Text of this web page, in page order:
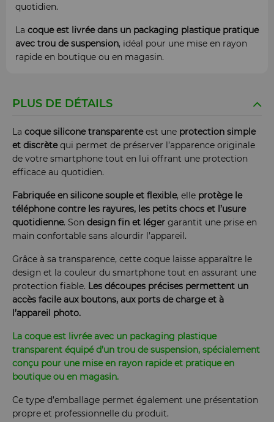
quotidien.
La coque est livrée dans un packaging plastique pratique
avec trou de suspension, idéal pour une mise en rayon
rapide en boutique ou en magasin.
PLUS DE DÉTAILS
La coque silicone transparenteest une protection simple
et discrètequi permet de préserver l’apparence originale
de votre smartphone tout en lui offrant une protection
efficace au quotidien.
Fabriquée en silicone souple et flexible, elle protège le
téléphone contre les rayures, les petits chocs et l’usure
quotidienne. Son design fin et léger garantit une prise en
main confortable sans alourdir l’appareil.
Grâce à sa transparence, cette coque laisse apparaître le
design et la couleur du smartphone tout en assurant une
protection fiable. Les découpes précises permettent un
accès facile aux boutons, aux ports de charge et à
l’appareil photo.
La coque est livrée avec un packaging plastique
transparent équipé d’un trou de suspension, spécialement
conçu pour une mise en rayon rapide et pratique en
boutique ou en magasin.
Ce type d’emballage permet également une présentation
propre et professionnelle du produit.